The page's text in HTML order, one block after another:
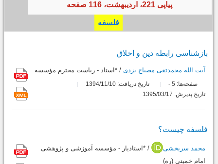
پیاپی 221، اردیبهشت، 116 صفحه
فلسفه
بازشناسى رابطه دین و اخلاق
آیت الله محمدتقی مصباح یزدی / *استاد - ریاست محترم مؤسسه
صفحه‌ها: 5
-
تاریخ دریافت: 1394/11/10
تاریخ پذیرش: 1395/03/17
فلسفه چیست؟
محمد سربخشی
/ *استادیار - مؤسسه آموزشی و پژوهشی
امام خمینی (ره)